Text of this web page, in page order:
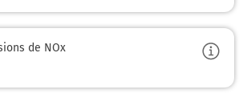
de NOx